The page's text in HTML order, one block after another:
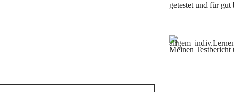
getestet und für gut
Meinen Testbericht